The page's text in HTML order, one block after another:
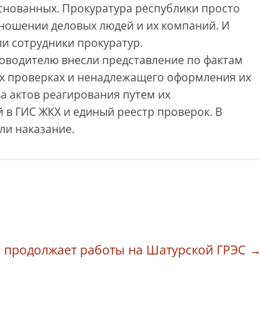
Прокуратура республики просто
деловых людей и их компаний. И
сотрудники прокуратур.
внесли представление по фактам
и ненадлежащего оформления их
актов реагирования путем их
в ГИС ЖКХ и единый реестр проверок. В
наказание.
продолжает работы на Шатурской ГРЭС →